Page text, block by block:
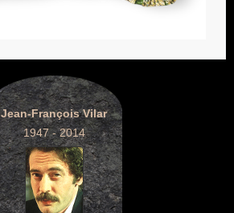
Jean-François Vilar
1947 - 2014